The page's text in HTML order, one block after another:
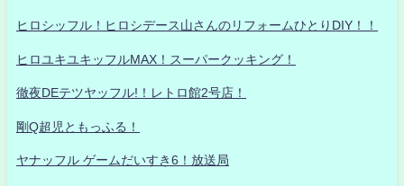
ヒロシッフル！ヒロシデース山さんのリフォームひとりDIY！！
ヒロユキユキッフルMAX！スーパークッキング！
徹夜DEテツヤッフル!！レトロ館2号店！
剛Q超児ともっふる！
ヤナッフル ゲームだいすき6！放送局